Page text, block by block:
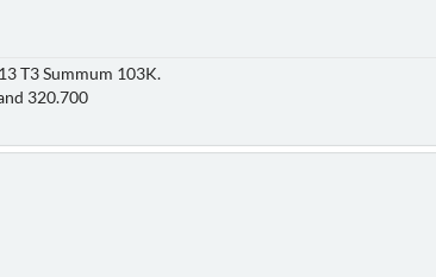
T3 Summum 103K.
320.700